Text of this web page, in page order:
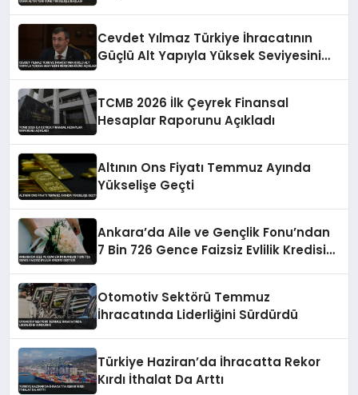
Cevdet Yılmaz Türkiye İhracatının
Güçlü Alt Yapıyla Yüksek Seviyesini
TCMB 2026 İlk Çeyrek Finansal
Hesaplar Raporunu Açıkladı
Altının Ons Fiyatı Temmuz Ayında
Yükselişe Geçti
Ankara’da Aile ve Gençlik Fonu’ndan
7 Bin 726 Gence Faizsiz Evlilik Kredisi
Otomotiv Sektörü Temmuz
İhracatında Liderliğini Sürdürdü
Türkiye Haziran’da İhracatta Rekor
Kırdı İthalat Da Arttı